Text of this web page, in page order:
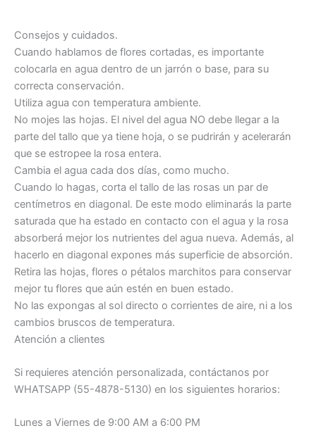
Consejos y cuidados.
Cuando hablamos de flores cortadas, es importante
colocarla en agua dentro de un jarrón o base, para su
correcta conservación.
Utiliza agua con temperatura ambiente.
No mojes las hojas. El nivel del agua NO debe llegar a la
parte del tallo que ya tiene hoja, o se pudrirán y acelerarán
que se estropee la rosa entera.
Cambia el agua cada dos días, como mucho.
Cuando lo hagas, corta el tallo de las rosas un par de
centímetros en diagonal. De este modo eliminarás la parte
saturada que ha estado en contacto con el agua y la rosa
absorberá mejor los nutrientes del agua nueva. Además, al
hacerlo en diagonal expones más superficie de absorción.
Retira las hojas, flores o pétalos marchitos para conservar
mejor tu flores que aún estén en buen estado.
No las expongas al sol directo o corrientes de aire, ni a los
cambios bruscos de temperatura.
Atención a clientes
Si requieres atención personalizada, contáctanos por
WHATSAPP (55-4878-5130) en los siguientes horarios:
Lunes a Viernes de 9:00 AM a 6:00 PM